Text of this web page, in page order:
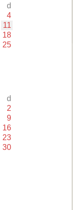
d
4
11
18
25
d
2
9
16
23
30